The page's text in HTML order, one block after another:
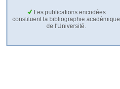
Les publications encodées
constituent la bibliographie académique
de l'Université.